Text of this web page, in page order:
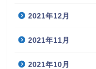
2021年12月
2021年11月
2021年10月